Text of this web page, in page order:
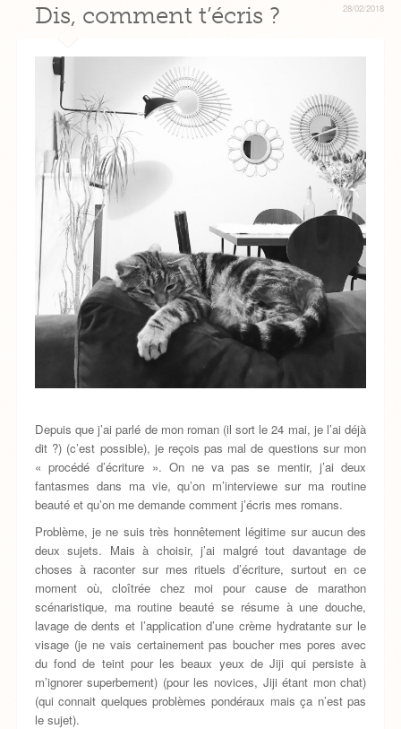
28/02/2018
Dis, comment t’écris ?
Depuis que j’ai parlé de mon roman (il sort le 24 mai, je l’ai déjà
dit ?) (c’est possible), je reçois pas mal de questions sur mon
« procédé d’écriture ». On ne va pas se mentir, j’ai deux
fantasmes dans ma vie, qu’on m’interviewe sur ma routine
beauté et qu’on me demande comment j’écris mes romans.
Problème, je ne suis très honnêtement légitime sur aucun des
deux sujets. Mais à choisir, j’ai malgré tout davantage de
choses à raconter sur mes rituels d’écriture, surtout en ce
moment où, cloîtrée chez moi pour cause de marathon
scénaristique, ma routine beauté se résume à une douche,
lavage de dents et l’application d’une crème hydratante sur le
visage (je ne vais certainement pas boucher mes pores avec
du fond de teint pour les beaux yeux de Jiji qui persiste à
m’ignorer superbement) (pour les novices, Jiji étant mon chat)
(qui connait quelques problèmes pondéraux mais ça n’est pas
le sujet).